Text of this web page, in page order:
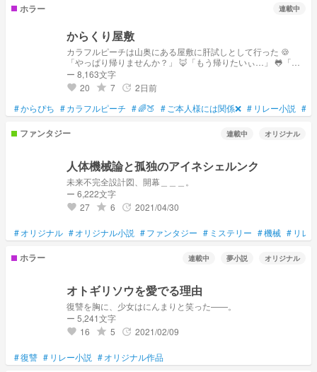
ホラー 連載中
からくり屋敷
カラフルピーチは山奥にある屋敷に肝試しとして行った 🍪
「やっぱり帰りませんか？」 🦊「もう帰りたいぃ…」 🐸「そ
うー？」 ❄️「しょうがないですね！のあさんが帰りたいならる
なも帰りましょう！」 🍗「るなさんも怖いんだね」 🌷「 俺も
少し怖いかも」 👓️「なんか、普通と違う雰囲気あるよね」
⚡️「なんやろなぁ、」 🎸「何かとは言えないけど…」 🐑「めっ
ちゃ嫌な予感するんだよな」 🍫「もう今日は引き返す？」 🦖
する 引き返すことにした 来た道をみんなで歩いて行く 歩いて
こ、通ったよね？」 何度も歩いても同じところに戻っている
これはからくり屋敷に閉じ込められたカラフルピーチが協力し
ていく不思議なお話 ここなとのリレー小説です！！
ー 8,163文字
favorite 20 grade 7 update 2日前
#からぴち #カラフルピーチ #🌈🍑 # ご本人様には関係❌ # リレー小説 #
ファンタジー 連載中 オリジナル
人体機械論と孤独のアイネシェルンク
未来不完全設計図、開幕＿＿＿。
ー 6,222文字
favorite 27 grade 6 update 2021/04/30
#オリジナル #オリジナル小説 #ファンタジー # ミステリー #機械 # リレ
ホラー 連載中 夢小説 オリジナル
オトギリソウを愛でる理由
復讐を胸に、少女はにんまりと笑った——。
ー 5,241文字
favorite 16 grade 5 update 2021/02/09
#復讐 # リレー小説 #オリジナル作品